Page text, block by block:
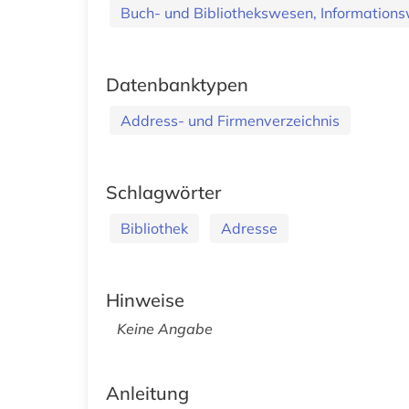
Buch- und Bibliothekswesen,
Datenbanktypen
Address- und Firmenverzeichnis
Schlagwörter
Bibliothek Adresse
Hinweise
Keine Angabe
Anleitung